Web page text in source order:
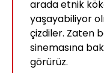
arada etnik
yaşayabiliyor
çizdiler. Zaten
sinemasına
görürüz.